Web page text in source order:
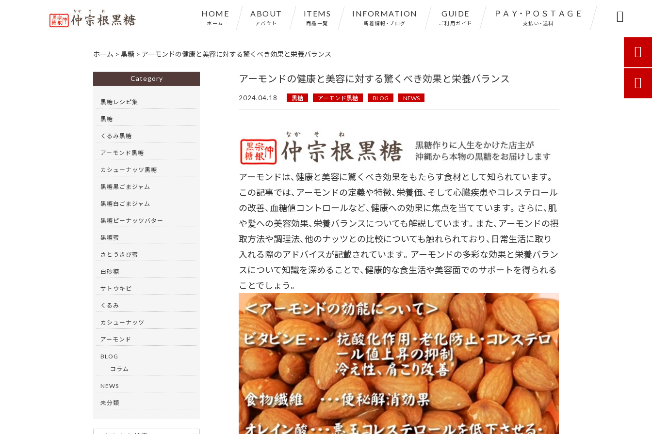
HOME
ホーム
ABOUT
アバウト
ITEMS
商品一覧
INFORMATION
新着情報・ブログ
GUIDE
ご利用ガイド
ＰＡＹ・ＰＯＳＴＡＧＥ
支払い・送料 
ホーム > 黒糖 > アーモンドの健康と美容に対する驚くべき効果と栄養バランス
アーモンドの健康と美容に対する驚くべき効果と栄養バランス
2024.04.18 黒糖 アーモンド黒糖 BLOG NEWS
アーモンドは、健康と美容に驚くべき効果をもたらす食材として知られています。
この記事では、アーモンドの定義や特徴、栄養価、そして心臓疾患やコレステロール
の改善、血糖値コントロールなど、健康への効果に焦点を当てています。さらに、肌
や髪への美容効果、栄養バランスについても解説しています。また、アーモンドの摂
取方法や調理法、他のナッツとの比較についても触れられており、日常生活に取り
入れる際のアドバイスが記載されています。アーモンドの多彩な効果と栄養バラン
スについて知識を深めることで、健康的な食生活や美容面でのサポートを得られる
ことでしょう。
Category
黒糖レシピ集
黒糖
くるみ黒糖
アーモンド黒糖
カシューナッツ黒糖
黒糖黒ごまジャム
黒糖白ごまジャム
黒糖ピーナッツバター
黒糖蜜
さとうきび蜜
白砂糖
サトウキビ
くるみ
カシューナッツ
アーモンド
BLOG
コラム
NEWS
未分類

